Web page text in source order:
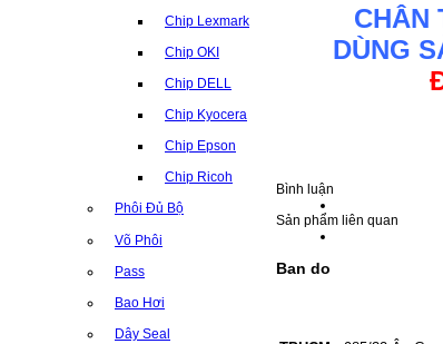
Chip Lexmark
Chip OKI
Chip DELL
Chip Kyocera
Chip Epson
Chip Ricoh
Phôi Đủ Bộ
Võ Phôi
Pass
Bao Hơi
Dây Seal
CHÂN
DÙNG
Bình luận
Sản phẩm liên quan
Ban do